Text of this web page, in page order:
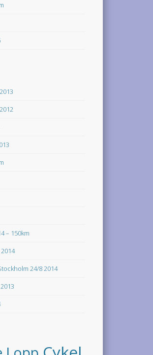
– 150km
24/8 2014